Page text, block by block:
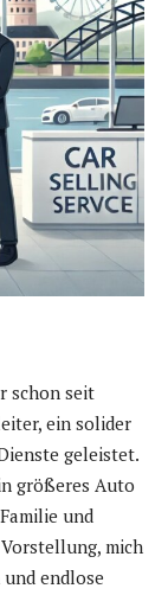
schon seit
ein solider
geleistet.
größeres Auto
und
mich
endlose